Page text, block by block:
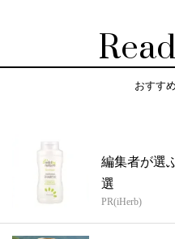
おすす
編集者が選
選
PR(iHerb)